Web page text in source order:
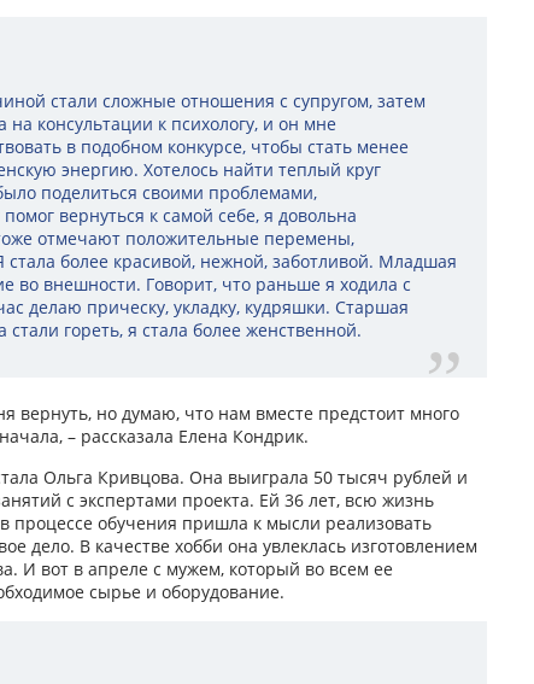
стали сложные отношения с супругом, затем
на консультации к психологу, и он мне
в подобном конкурсе, чтобы стать менее
энергию. Хотелось найти теплый круг
поделиться своими проблемами,
вернуться к самой себе, я довольна
отмечают положительные перемены,
более красивой, нежной, заботливой. Младшая
во внешности. Говорит, что раньше я ходила с
делаю прическу, укладку, кудряшки. Старшая
стали гореть, я стала более женственной.
вернуть, но думаю, что нам вместе предстоит много
– рассказала Елена Кондрик.
Ольга Кривцова. Она выиграла 50 тысяч рублей и
с экспертами проекта. Ей 36 лет, всю жизнь
процессе обучения пришла к мысли реализовать
дело. В качестве хобби она увлеклась изготовлением
И вот в апреле с мужем, который во всем ее
сырье и оборудование.